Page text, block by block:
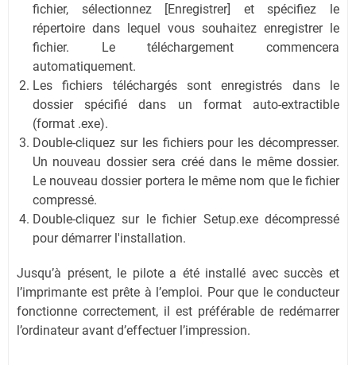
fichier, sélectionnez [Enregistrer] et spécifiez le
répertoire dans lequel vous souhaitez enregistrer le
fichier. Le téléchargement commencera
automatiquement.
Les fichiers téléchargés sont enregistrés dans le
dossier spécifié dans un format auto-extractible
(format .exe).
Double-cliquez sur les fichiers pour les décompresser.
Un nouveau dossier sera créé dans le même dossier.
Le nouveau dossier portera le même nom que le fichier
compressé.
Double-cliquez sur le fichier Setup.exe décompressé
pour démarrer l'installation.
Jusqu’à présent, le pilote a été installé avec succès et
l’imprimante est prête à l’emploi. Pour que le conducteur
fonctionne correctement, il est préférable de redémarrer
l’ordinateur avant d’effectuer l’impression.